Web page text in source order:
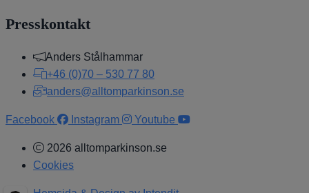
Presskontakt
Anders Stålhammar
+46 (0)70 – 530 77 80
anders@alltomparkinson.se
Facebook Instagram Youtube
2026 alltomparkinson.se
Cookies